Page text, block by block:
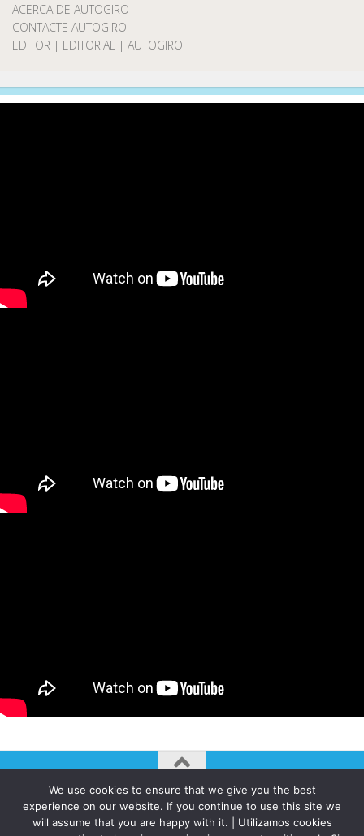
ACERCA DE AUTOGIRO
CONTACTE AUTOGIRO
EDITOR | EDITORIAL | AUTOGIRO
AUTOGIRO/el giro del arte actual © JAVIER MARTINEZ 2026. All
Rights Reserved.
We use cookies to ensure that we give you the best
experience on our website. If you continue to use this site we
will assume that you are happy with it. | Utilizamos cookies